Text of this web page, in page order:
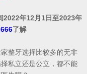
2022年12月1日至2023年
了解
整牙选择比较多的无非
私立还是公立，都不能